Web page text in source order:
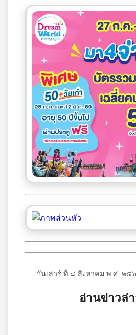
วันเสาร์ ที่ ๘ สิงหาคม พ.ศ. ๒๕
อ่านข่าวล่